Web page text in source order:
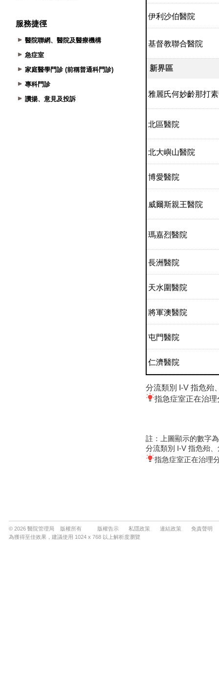
服務捷徑
醫院聯網、醫院及醫療機構
急症室
家庭醫學門診 (前稱普通科門診)
專科門診
讚揚、意見及投訴
© 2026 醫院管理局 版權所有 版權告示 私隱政策 連結政策
免責聲明
為獲得至佳效果，建議使用 1024 x 768 以上解析度瀏覽